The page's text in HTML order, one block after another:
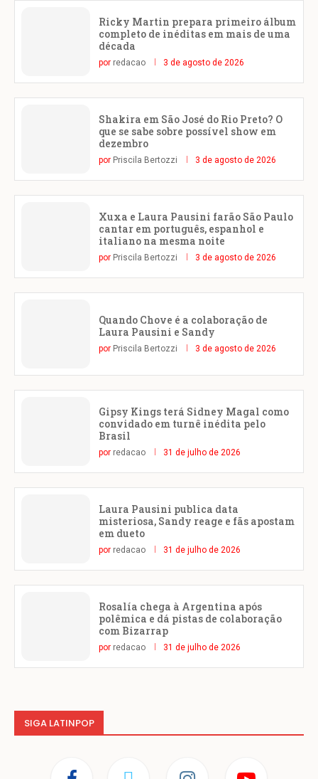
Ricky Martin prepara primeiro álbum
completo de inéditas em mais de uma
década
por redacao 3 de agosto de 2026
Shakira em São José do Rio Preto? O
que se sabe sobre possível show em
dezembro
por Priscila Bertozzi 3 de agosto de 2026
Xuxa e Laura Pausini farão São Paulo
cantar em português, espanhol e
italiano na mesma noite
por Priscila Bertozzi 3 de agosto de 2026
Quando Chove é a colaboração de
Laura Pausini e Sandy
por Priscila Bertozzi 3 de agosto de 2026
Gipsy Kings terá Sidney Magal como
convidado em turnê inédita pelo
Brasil
por redacao 31 de julho de 2026
Laura Pausini publica data
misteriosa, Sandy reage e fãs apostam
em dueto
por redacao 31 de julho de 2026
Rosalía chega à Argentina após
polêmica e dá pistas de colaboração
com Bizarrap
por redacao 31 de julho de 2026
SIGA LATINPOP